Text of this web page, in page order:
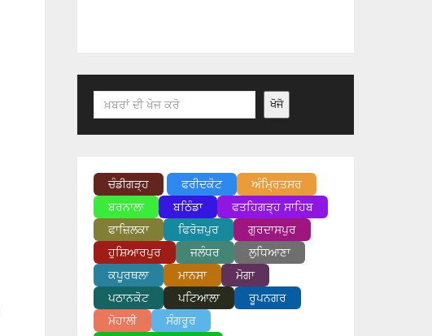
Search ਖੋਜੋ
ਚੰਡੀਗੜ੍ਹ ਫਰੀਦਕੋਟ
ਅੰਮ੍ਰਿਤਸਰ
ਬਰਨਾਲਾ
ਬਠਿੰਡਾ
ਫਤਹਿਗੜ੍ਹ ਸਾਹਿਬ
ਫਾਜ਼ਿਲਕਾ
ਫਿਰੋਜ਼ਪੁਰ
ਗੁਰਦਾਸਪੁਰ
ਹੁਸ਼ਿਆਰਪੁਰ
ਜਲੰਧਰ
ਲੁਧਿਆਣਾ
ਕਪੂਰਥਲਾ
ਮਾਨਸਾ
ਮੋਗਾ
ਪਠਾਨਕੋਟ
ਪਟਿਆਲਾ
ਰੂਪਨਗਰ
ਮੋਹਾਲੀ
ਸੰਗਰੂਰ